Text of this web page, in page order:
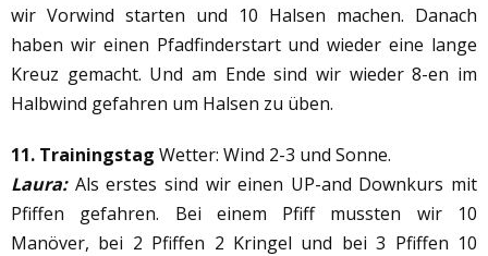
wir Vorwind starten und 10 Halsen machen. Danach
haben wir einen Pfadfinderstart und wieder eine lange
Kreuz gemacht. Und am Ende sind wir wieder 8-en im
Halbwind gefahren um Halsen zu üben.
11. Trainingstag Wetter: Wind 2-3 und Sonne.
Laura:Als erstes sind wir einen UP-and Downkurs mit
Pfiffen gefahren. Bei einem Pfiff mussten wir 10
Manöver, bei 2 Pfiffen 2 Kringel und bei 3 Pfiffen 10